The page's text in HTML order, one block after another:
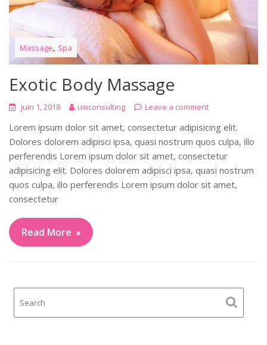
Massage, Spa
Exotic Body Massage
juin 1, 2018 uwconsulting Leave a comment
Lorem ipsum dolor sit amet, consectetur adipisicing elit.
Dolores dolorem adipisci ipsa, quasi nostrum quos culpa, illo
perferendis Lorem ipsum dolor sit amet, consectetur
adipisicing elit. Dolores dolorem adipisci ipsa, quasi nostrum
quos culpa, illo perferendis Lorem ipsum dolor sit amet,
consectetur
Read More